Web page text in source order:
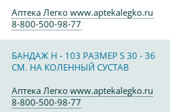
Аптека Легко www.aptekalegko.ru
8-800-500-98-77
БАНДАЖ Н - 103 РАЗМЕР S 30 - 36
СМ. НА КОЛЕННЫЙ СУСТАВ
Аптека Легко www.aptekalegko.ru
8-800-500-98-77